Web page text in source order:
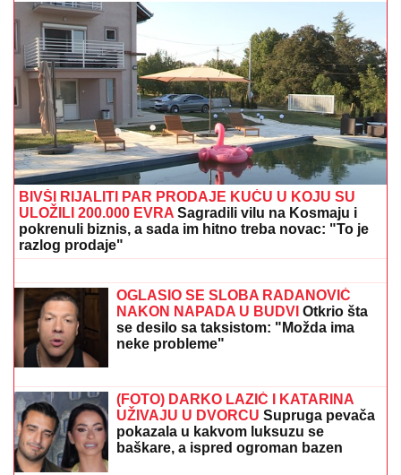
UPRKOS TEŠKIM VREMENIMA ZA NAŠ NAROD NA
KOSOVU I METOHIJI:Telekom gradi, zapošljava i širi
mrežu!
SPECIJALNA VEČERA Matora okupila
najdraže ljude: Evo gde se opuštaju,
rijaliti učesnici puno srce (FOTO)
PREMINUO MUŠKARAC NA BAZENU
NAKOŠUTNjAKU: Hitna pomoć
odmah reagovala